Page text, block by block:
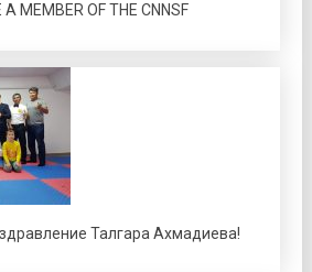
A MEMBER OF THE CNNSF
Талгара Ахмадиева!